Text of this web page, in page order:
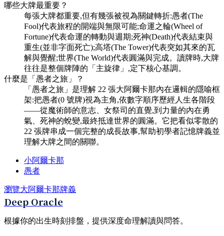
哪些大牌最重要？
每張大牌都重要,但有幾張被視為關鍵轉折:愚者(The
Fool)代表旅程的開端與無限可能;命運之輪(Wheel of
Fortune)代表命運的轉動與週期;死神(Death)代表結束與
重生(並非字面死亡);高塔(The Tower)代表突如其來的瓦
解與覺醒;世界(The World)代表圓滿與完成。讀牌時,大牌
往往是整個牌陣的「主旋律」,定下核心基調。
什麼是「愚者之旅」？
「愚者之旅」是理解 22 張大阿爾卡那內在邏輯的隱喻框
架:把愚者(0 號牌)視為主角,依數字順序歷經人生各階段
——從魔術師的意志、女祭司的直覺,到力量的內在勇
氣、死神的蛻變,最終抵達世界的圓滿。它把看似零散的
22 張牌串成一個完整的成長故事,幫助初學者記憶牌義並
理解大牌之間的關聯。
小阿爾卡那
愚者
瀏覽大阿爾卡那牌義
Deep Oracle
根據你的出生時刻排盤，提供深度命理解讀與問答。